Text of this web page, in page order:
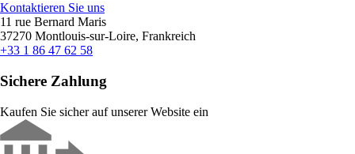
Kontaktieren Sie uns
11 rue Bernard Maris
37270 Montlouis-sur-Loire, Frankreich
+33 1 86 47 62 58
Sichere Zahlung
Kaufen Sie sicher auf unserer Website ein